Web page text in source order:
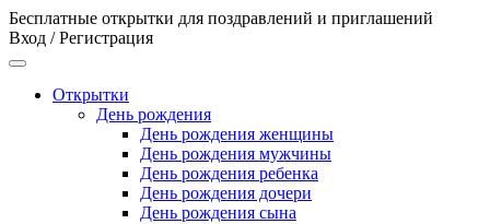
Бесплатные открытки для поздравлений и приглашений
Вход / Регистрация
Открытки
День рождения
День рождения женщины
День рождения мужчины
День рождения ребенка
День рождения дочери
День рождения сына